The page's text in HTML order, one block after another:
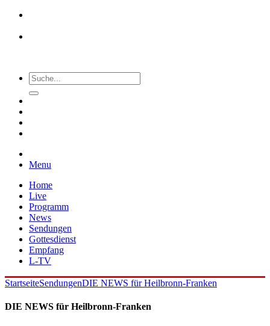
Menu
Home
Live
Programm
News
Sendungen
Gottesdienst
Empfang
L-TV
StartseiteSendungenDIE NEWS für Heilbronn-Franken
DIE NEWS für Heilbronn-Franken